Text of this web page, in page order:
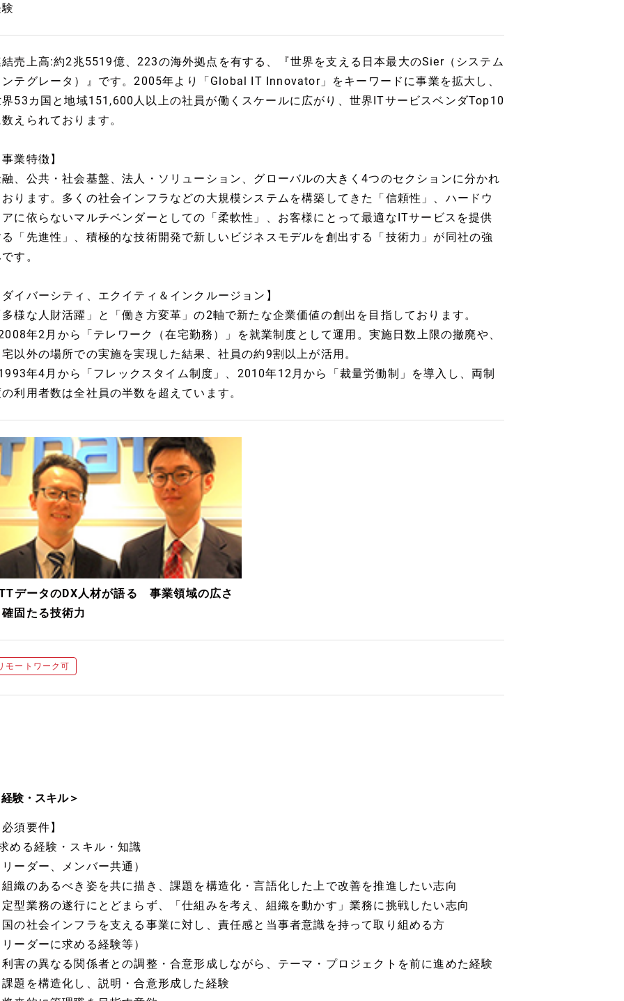
結売上高:約2兆5519億、223の海外拠点を有する、『世界を支える日本最大のSier（システム
ンテグレータ）』です。2005年より「Global IT Innovator」をキーワードに事業を拡大し、
界53カ国と地域151,600人以上の社員が働くスケールに広がり、世界ITサービスベンダTop10
えられております。
業特徴】
、公共・社会基盤、法人・ソリューション、グローバルの大きく4つのセクションに分かれ
ります。多くの社会インフラなどの大規模システムを構築してきた「信頼性」、ハードウ
に依らないマルチベンダーとしての「柔軟性」、お客様にとって最適なITサービスを提供
「先進性」、積極的な技術開発で新しいビジネスモデルを創出する「技術力」が同社の強
す。
イバーシティ、エクイティ＆インクルージョン】
様な人財活躍」と「働き方変革」の2軸で新たな企業価値の創出を目指しております。
年2月から「テレワーク（在宅勤務）」を就業制度として運用。実施日数上限の撤廃や、
以外の場所での実施を実現した結果、社員の約9割以上が活用。
年4月から「フレックスタイム制度」、2010年12月から「裁量労働制」を導入し、両制
利用者数は全社員の半数を超えています。
データのDX人材が語る 事業領域の広さ
固たる技術力
モートワーク可
験・スキル＞
須要件】
める経験・スキル・知識
ーダー、メンバー共通）
織のあるべき姿を共に描き、課題を構造化・言語化した上で改善を推進したい志向
型業務の遂行にとどまらず、「仕組みを考え、組織を動かす」業務に挑戦したい志向
の社会インフラを支える事業に対し、責任感と当事者意識を持って取り組める方
ーダーに求める経験等）
害の異なる関係者との調整・合意形成しながら、テーマ・プロジェクトを前に進めた経験
題を構造化し、説明・合意形成した経験